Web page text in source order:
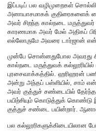
இப்படிப் பல வழிமுறைகள்
அனாயாசமாகக் குதிரைகளைக்
அவர் சிறந்த கால்நடை
காரணமாக அவர் மேல் அதிகப்
எல்லோருமே அவரை டார்ஜான்
முன்பே சொன்னதுபோல அவரது
கால்நடை மருத்துவக்
புரசைவாக்கத்தில். ஹரிஹரன் பணி
அன்று அந்தப் பள்ளியில், சாம் என்ற
அவர் குத்துச் சண்டையில்
பயிற்சியும் கொடுத்துக்
குத்துச் சண்டை பயின்றார்.
பல கல்லூரிகளுக்கிடையிலான